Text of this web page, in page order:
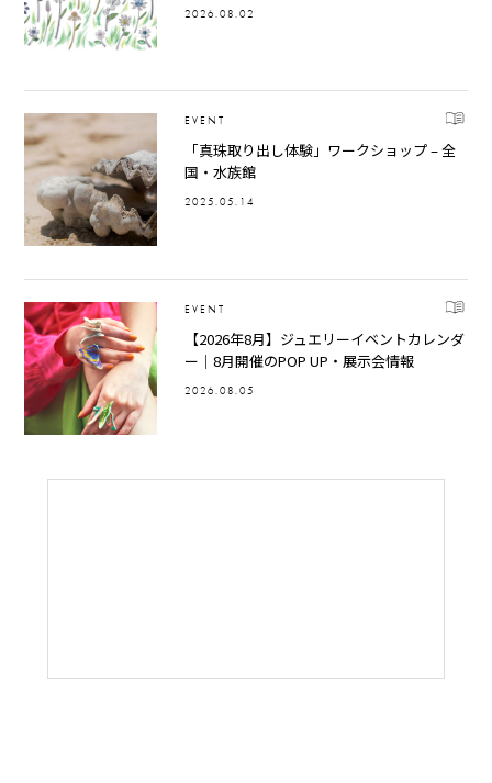
2026.08.02
EVENT
「真珠取り出し体験」ワークショップ – 全
国・水族館
2025.05.14
EVENT
【2026年8月】ジュエリーイベントカレンダ
ー｜8月開催のPOP UP・展示会情報
2026.08.05